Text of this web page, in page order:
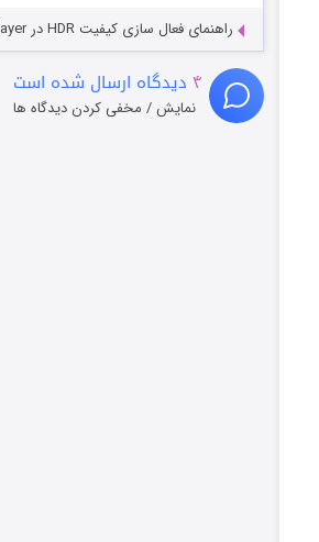
راهنمای فعال سازی کیفیت HDR در PotPlayer
۴ دیدگاه ارسال شده است
نمایش / مخفی کردن دیدگاه ها